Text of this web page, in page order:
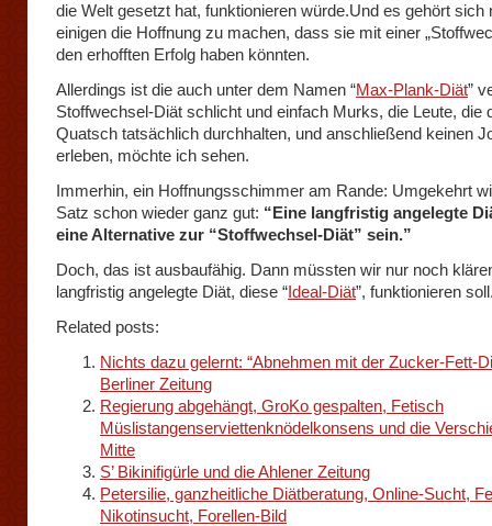
die Welt gesetzt hat, funktionieren würde.Und es gehört sich
einigen die Hoffnung zu machen, dass sie mit einer
den erhofften Erfolg haben könnten.
Allerdings ist die auch unter dem Namen “Max-Plank-Diät”
Stoffwechsel-Diät schlicht und einfach Murks, die Leute, die
Quatsch tatsächlich durchhalten, und anschließend keinen
erleben, möchte ich sehen.
Immerhin, ein Hoffnungsschimmer am Rande: Umgekehrt
Satz schon wieder ganz gut: “Eine langfristig angelegte
eine Alternative zur “Stoffwechsel-Diät” sein.”
Doch, das ist ausbaufähig. Dann müssten wir nur noch
langfristig angelegte Diät, diese “Ideal-Diät”, funktionieren
Related posts:
Nichts dazu gelernt: “Abnehmen mit der Zucker-Fett-
Berliner Zeitung
Regierung abgehängt, GroKo gespalten, Fetisch
Müslistangenserviettenknödelkonsens und die
Mitte
S’ Bikinifigürle und die Ahlener Zeitung
Petersilie, ganzheitliche Diätberatung, Online-Sucht,
Nikotinsucht, Forellen-Bild